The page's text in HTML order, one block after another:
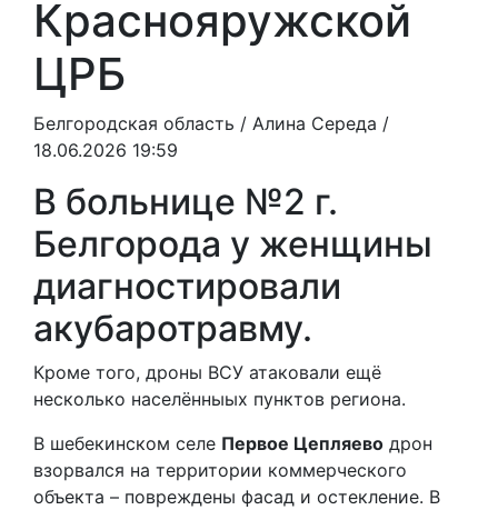
Краснояружской
ЦРБ
Белгородская область / Алина Середа /
18.06.2026 19:59
В больнице №2 г.
Белгорода у женщины
диагностировали
акубаротравму.
Кроме того, дроны ВСУ атаковали ещё
несколько населённыых пунктов региона.
В шебекинском селе Первое Цепляево дрон
взорвался на территории коммерческого
объекта – повреждены фасад и остекление. В